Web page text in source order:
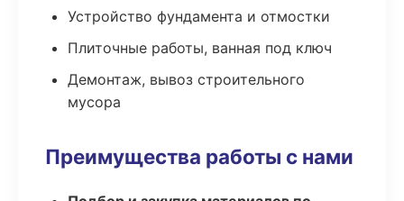
Устройство фундамента и отмостки
Плиточные работы, ванная под ключ
Демонтаж, вывоз строительного
мусора
Преимущества работы с нами